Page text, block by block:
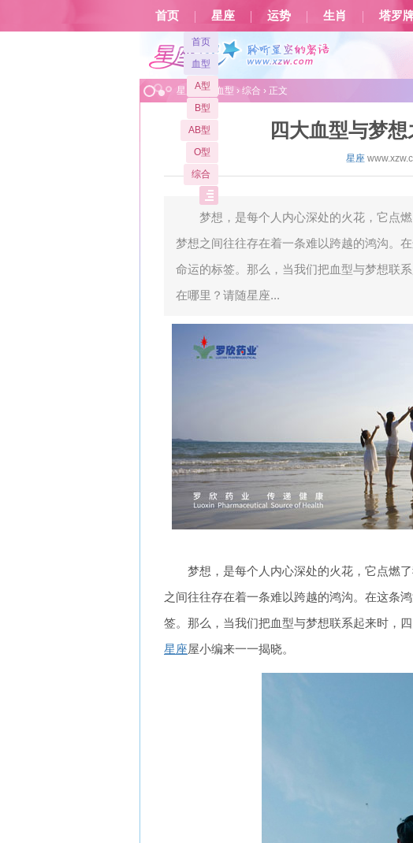
首页 星座 运势 生肖 塔罗
首页
血型
A型
B型
AB型
O型
综合
星座屋> 血型 › 综合 › 正文
四大血型与梦
星座
梦想，是每个人内心深处的火花，它点
梦想之间往往存在着一条难以跨越的鸿沟。
命运的标签。那么，当我们把血型与梦想联
在哪里？请随星座...
梦想，是每个人内心深处的火花，它点燃
之间往往存在着一条难以跨越的鸿沟。在这条鸿
签。那么，当我们把血型与梦想联系起来时，
星座屋小编来一一揭晓。